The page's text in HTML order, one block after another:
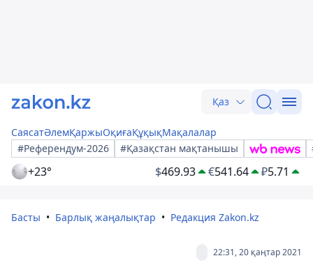
Қаз
СаясатӘлемҚаржыОқиғаҚұқықМақалалар
#Референдум-2026
#Қазақстан мақтанышы
+23° $469.93 €541.64 ₽5.71
Басты Барлық жаңалықтар Редакция Zakon.kz
22:31, 20 қаңтар 2021